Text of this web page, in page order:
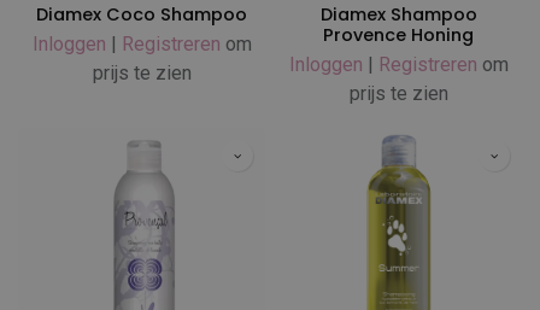
Diamex Coco Shampoo
Inloggen | Registreren om
prijs te zien
Diamex Shampoo
Provence Honing
Inloggen | Registreren om
prijs te zien